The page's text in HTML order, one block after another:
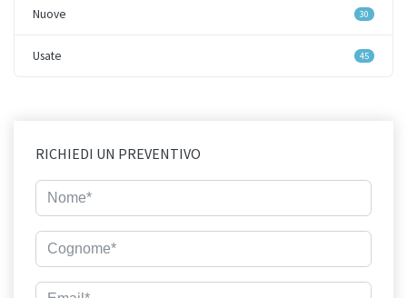
Nuove 30
Usate 45
RICHIEDI UN PREVENTIVO